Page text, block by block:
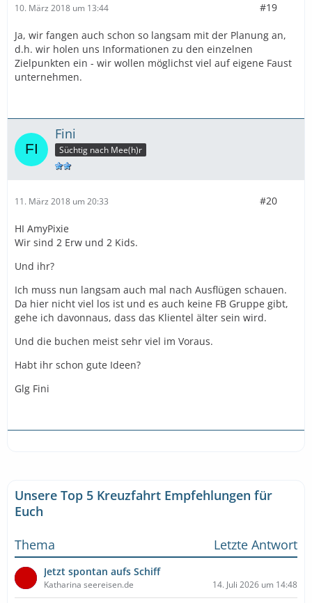
10. März 2018 um 13:44 #19
Ja, wir fangen auch schon so langsam mit der Planung an,
d.h. wir holen uns Informationen zu den einzelnen
Zielpunkten ein - wir wollen möglichst viel auf eigene Faust
unternehmen.
Fini
Süchtig nach Mee(h)r
11. März 2018 um 20:33 #20
HI AmyPixie
Wir sind 2 Erw und 2 Kids.
Und ihr?
Ich muss nun langsam auch mal nach Ausflügen schauen.
Da hier nicht viel los ist und es auch keine FB Gruppe gibt,
gehe ich davonnaus, dass das Klientel älter sein wird.
Und die buchen meist sehr viel im Voraus.
Habt ihr schon gute Ideen?
Glg Fini
Unsere Top 5 Kreuzfahrt Empfehlungen für
Euch
Thema
Letzte Antwort
Jetzt spontan aufs Schiff
Katharina seereisen.de 14. Juli 2026 um 14:48